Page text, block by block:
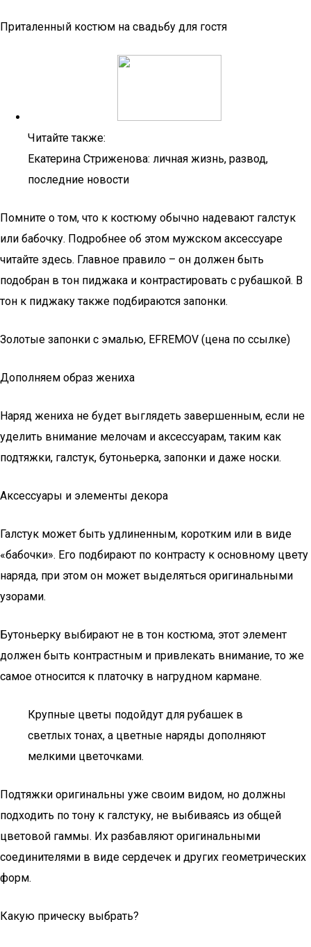
Приталенный костюм на свадьбу для гостя
Читайте также:
Екатерина Стриженова: личная жизнь, развод,
последние новости
Помните о том, что к костюму обычно надевают галстук
или бабочку. Подробнее об этом мужском аксессуаре
читайте здесь. Главное правило – он должен быть
подобран в тон пиджака и контрастировать с рубашкой. В
тон к пиджаку также подбираются запонки.
Золотые запонки с эмалью, EFREMOV (цена по ссылке)
Дополняем образ жениха
Наряд жениха не будет выглядеть завершенным, если не
уделить внимание мелочам и аксессуарам, таким как
подтяжки, галстук, бутоньерка, запонки и даже носки.
Аксессуары и элементы декора
Галстук может быть удлиненным, коротким или в виде
«бабочки». Его подбирают по контрасту к основному цвету
наряда, при этом он может выделяться оригинальными
узорами.
Бутоньерку выбирают не в тон костюма, этот элемент
должен быть контрастным и привлекать внимание, то же
самое относится к платочку в нагрудном кармане.
Крупные цветы подойдут для рубашек в
светлых тонах, а цветные наряды дополняют
мелкими цветочками.
Подтяжки оригинальны уже своим видом, но должны
подходить по тону к галстуку, не выбиваясь из общей
цветовой гаммы. Их разбавляют оригинальными
соединителями в виде сердечек и других геометрических
форм.
Какую прическу выбрать?